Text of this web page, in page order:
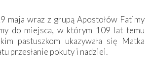
maja wraz z grupą Apostołów Fatimy
do miejsca, w którym 109 lat temu
pastuszkom ukazywała się Matka
przesłanie pokuty i nadziei.